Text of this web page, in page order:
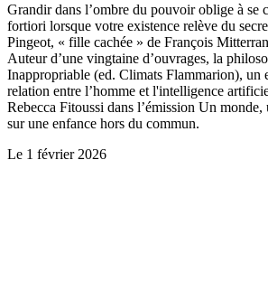
Grandir dans l’ombre du pouvoir oblige à se
fortiori lorsque votre existence relève du
Pingeot, « fille cachée » de François
Auteur d’une vingtaine d’ouvrages, la
Inappropriable (ed. Climats Flammarion), un
relation entre l’homme et l'intelligence
Rebecca Fitoussi dans l’émission Un
sur une enfance hors du commun.
Le 1 février 2026